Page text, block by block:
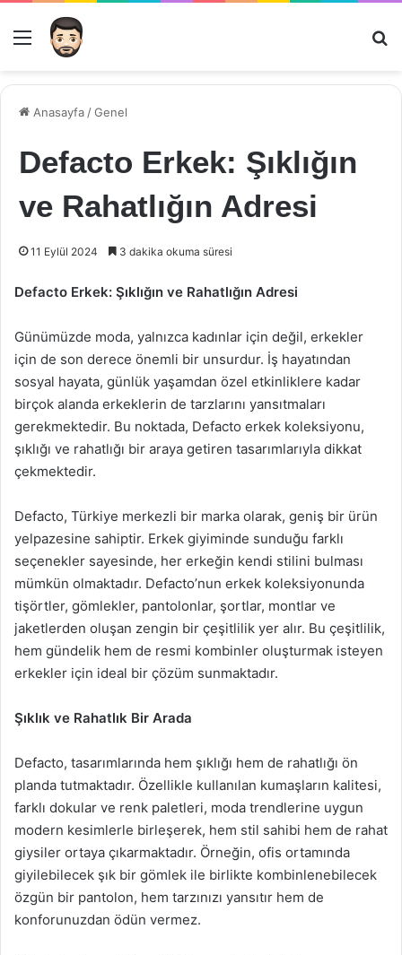
Menü
Anasayfa /Genel
Defacto Erkek: Şıklığın
ve Rahatlığın Adresi
11 Eylül 2024 3 dakika okuma süresi
Defacto Erkek: Şıklığın ve Rahatlığın Adresi
Günümüzde moda, yalnızca kadınlar için değil, erkekler
için de son derece önemli bir unsurdur. İş hayatından
sosyal hayata, günlük yaşamdan özel etkinliklere kadar
birçok alanda erkeklerin de tarzlarını yansıtmaları
gerekmektedir. Bu noktada, Defacto erkek koleksiyonu,
şıklığı ve rahatlığı bir araya getiren tasarımlarıyla dikkat
çekmektedir.
Defacto, Türkiye merkezli bir marka olarak, geniş bir ürün
yelpazesine sahiptir. Erkek giyiminde sunduğu farklı
seçenekler sayesinde, her erkeğin kendi stilini bulması
mümkün olmaktadır. Defacto’nun erkek koleksiyonunda
tişörtler, gömlekler, pantolonlar, şortlar, montlar ve
jaketlerden oluşan zengin bir çeşitlilik yer alır. Bu çeşitlilik,
hem gündelik hem de resmi kombinler oluşturmak isteyen
erkekler için ideal bir çözüm sunmaktadır.
Şıklık ve Rahatlık Bir Arada
Defacto, tasarımlarında hem şıklığı hem de rahatlığı ön
planda tutmaktadır. Özellikle kullanılan kumaşların kalitesi,
farklı dokular ve renk paletleri, moda trendlerine uygun
modern kesimlerle birleşerek, hem stil sahibi hem de rahat
giysiler ortaya çıkarmaktadır. Örneğin, ofis ortamında
giyilebilecek şık bir gömlek ile birlikte kombinlenebilecek
özgün bir pantolon, hem tarzınızı yansıtır hem de
konforunuzdan ödün vermez.